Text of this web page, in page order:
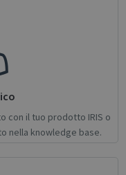
con il tuo prodotto IRIS o
nella knowledge base.
website
account
be used
cookies.
Provider / Domain
support.irislink.com
Session